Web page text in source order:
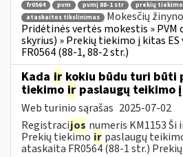
fr0564 pvm pvmį 88-1 str
prekių
ataskaitos tikslinimas
Mokesčių
Pridėtinės vertės mokestis » PVM
skyrius) » Prekių tiekimo į kitas
FR0564 (88-1, 88-2 str.)
Kada ir kokiu būdu turi būti
tiekimo ir paslaugų teikimo
Web turinio sąrašas 2025-07-02
Registracijos numeris KM1153
Prekių tiekimo ir paslaugų
ataskaita FR0564 (88-1 str.)